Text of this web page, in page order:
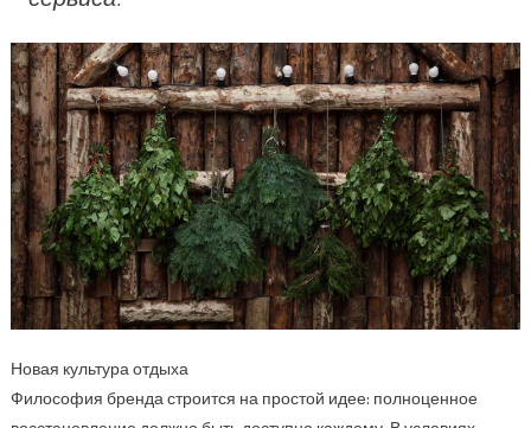
Новая культура отдыха
Философия бренда строится на простой идее: полноценное